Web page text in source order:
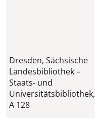
Dresden, Sächsische
Landesbibliothek –
Staats- und
Universitätsbibliothek,
A 128